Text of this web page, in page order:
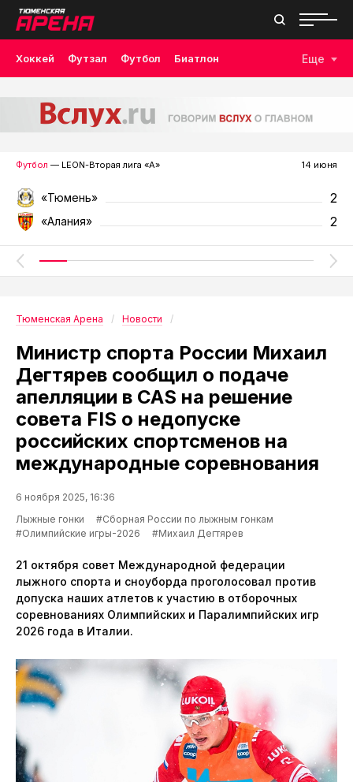
Хоккей Футзал Футбол Биатлон Еще
Футбол — LEON-Вторая лига «А» 14 июня
«Тюмень» 2
«Алания» 2
Тюменская Арена Новости
Министр спорта России Михаил
Дегтярев сообщил о подаче
апелляции в CAS на решение
совета FIS о недопуске
российских спортсменов на
международные соревнования
6 ноября 2025, 16:36
Лыжные гонки
#Сборная России по лыжным гонкам
#Олимпийские игры-2026
#Михаил Дегтярев
21 октября совет Международной федерации
лыжного спорта и сноуборда проголосовал против
допуска наших атлетов к участию в отборочных
соревнованиях Олимпийских и Паралимпийских игр
2026 года в Италии.